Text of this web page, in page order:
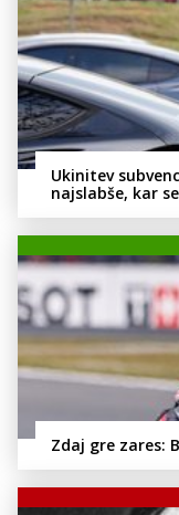
Ukinitev
najslabše, kar
Zdaj gre zares: